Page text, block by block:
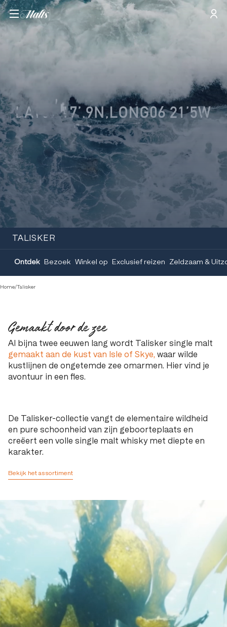
TALISKER
Ontdek Bezoek Winkel op Exclusief reizen Zeldzaam &
Home/Talisker
Gemaakt door de zee
Al bijna twee eeuwen lang wordt Talisker single malt
gemaakt aan de kust van Isle of Skye, waar wilde
kustlijnen de ongetemde zee omarmen. Hier vind je
avontuur in een fles.
De Talisker-collectie vangt de elementaire wildheid
en pure schoonheid van zijn geboorteplaats en
creëert een volle single malt whisky met diepte en
karakter.
Bekijk het assortiment